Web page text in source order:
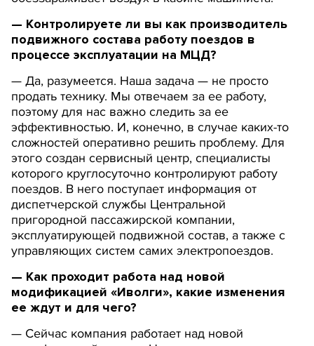
— Контролируете ли вы как производитель
подвижного состава работу поездов в
процессе эксплуатации на МЦД?
— Да, разумеется. Наша задача — не просто
продать технику. Мы отвечаем за ее работу,
поэтому для нас важно следить за ее
эффективностью. И, конечно, в случае каких-то
сложностей оперативно решить проблему. Для
этого создан сервисный центр, специалисты
которого круглосуточно контролируют работу
поездов. В него поступает информация от
диспетчерской службы Центральной
пригородной пассажирской компании,
эксплуатирующей подвижной состав, а также с
управляющих систем самих электропоездов.
— Как проходит работа над новой
модификацией «Иволги», какие изменения
ее ждут и для чего?
— Сейчас компания работает над новой